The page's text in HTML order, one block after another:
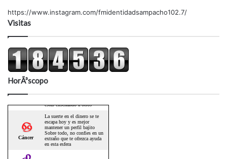
https://www.instagram.com/fmidentidadsampacho102.7/
Visitas
HorÃ³scopo